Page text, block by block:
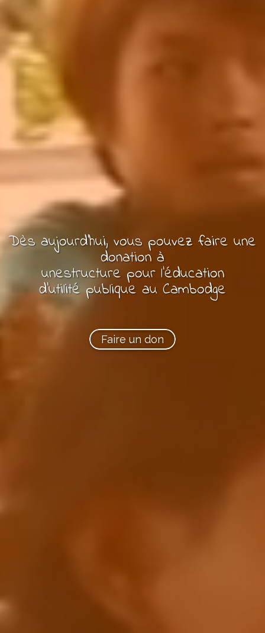
Dès aujourd'hui, vous pouvez faire une
donation à
unestructure pour l'éducation
d'utilité publique au Cambodge
Faire un don